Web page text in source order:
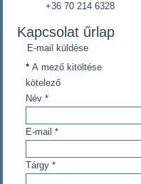
+36 70 214 6328
Kapcsolat űrlap
E-mail küldése
* A mező kitöltése
kötelező
Név *
E-mail *
Tárgy *